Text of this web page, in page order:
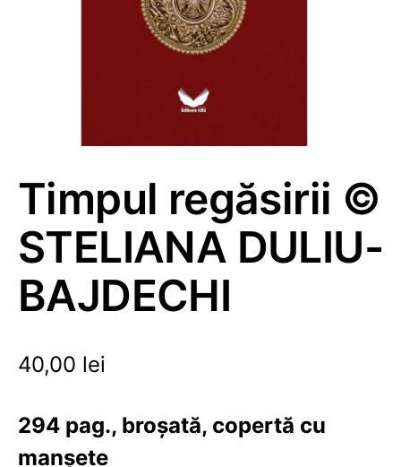
Timpul regăsirii ©
STELIANA DULIU-
BAJDECHI
40,00 lei
294 pag., broșată, copertă cu
manșete